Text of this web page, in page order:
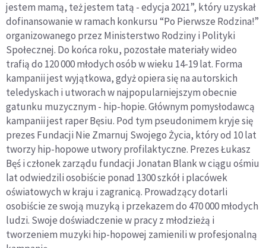
jestem mamą, też jestem tatą - edycja 2021”, który uzyskał
dofinansowanie w ramach konkursu “Po Pierwsze Rodzina!”
organizowanego przez Ministerstwo Rodziny i Polityki
Społecznej. Do końca roku, pozostałe materiały wideo
trafią do 120 000 młodych osób w wieku 14-19 lat. Forma
kampanii jest wyjątkowa, gdyż opiera się na autorskich
teledyskach i utworach w najpopularniejszym obecnie
gatunku muzycznym - hip-hopie. Głównym pomysłodawcą
kampanii jest raper Bęsiu. Pod tym pseudonimem kryje się
prezes Fundacji Nie Zmarnuj Swojego Życia, który od 10 lat
tworzy hip-hopowe utwory profilaktyczne. Prezes Łukasz
Bęś i członek zarządu fundacji Jonatan Blank w ciągu ośmiu
lat odwiedzili osobiście ponad 1300 szkół i placówek
oświatowych w kraju i zagranicą. Prowadzący dotarli
osobiście ze swoją muzyką i przekazem do 470 000 młodych
ludzi. Swoje doświadczenie w pracy z młodzieżą i
tworzeniem muzyki hip-hopowej zamienili w profesjonalną